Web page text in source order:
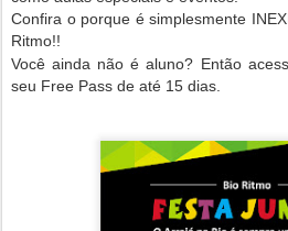
Confira o porque é simplesmente
Ritmo!!
Você ainda não é aluno? Então
seu Free Pass de até 15 dias.